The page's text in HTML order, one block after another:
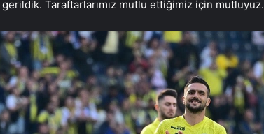
gerildik. Taraftarlarımız mutlu ettiğimiz için mutluyuz.